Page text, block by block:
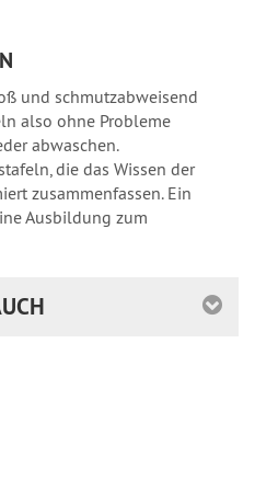
und schmutzabweisend
also ohne Probleme
abwaschen.
die das Wissen der
zusammenfassen. Ein
Ausbildung zum